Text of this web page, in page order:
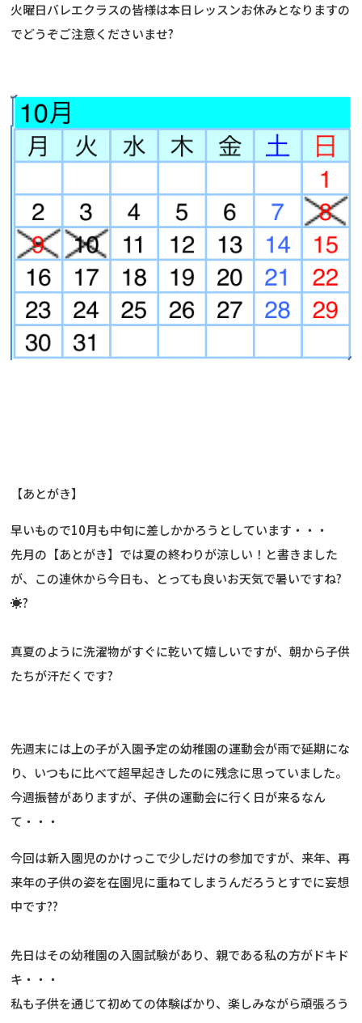
火曜日バレエクラスの皆様は本日レッスンお休みとなりますの
でどうぞご注意くださいませ?
【あとがき】
早いもので10月も中旬に差しかかろうとしています・・・
先月の【あとがき】では夏の終わりが涼しい！と書きました
が、この連休から今日も、とっても良いお天気で暑いですね?
☀?
真夏のように洗濯物がすぐに乾いて嬉しいですが、朝から子供
たちが汗だくです?
先週末には上の子が入園予定の幼稚園の運動会が雨で延期にな
り、いつもに比べて超早起きしたのに残念に思っていました。
今週振替がありますが、子供の運動会に行く日が来るなん
て・・・
今回は新入園児のかけっこで少しだけの参加ですが、来年、再
来年の子供の姿を在園児に重ねてしまうんだろうとすでに妄想
中です??
先日はその幼稚園の入園試験があり、親である私の方がドキド
キ・・・
私も子供を通じて初めての体験ばかり、楽しみながら頑張ろう